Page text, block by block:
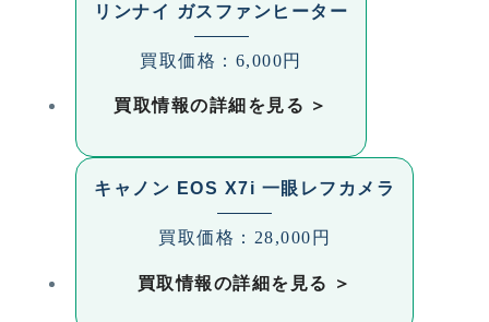
リンナイ ガスファンヒーター
買取価格：6,000円
買取情報の詳細を見る
キャノン EOS X7i 一眼レフカメラ
買取価格：28,000円
買取情報の詳細を見る